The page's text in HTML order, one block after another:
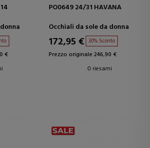
€
PO0649 24/31 HAVANA
Occhiali da sole da donna
172,95 € 30% Sconto
Prezzo originale 246,90 €
0 riesami